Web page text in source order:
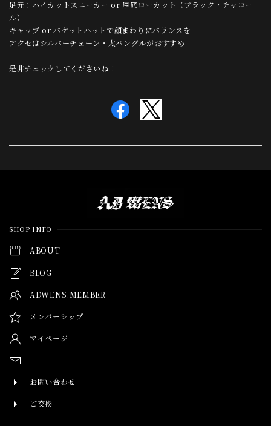
足元：ハイカットスニーカー or 厚底ローカット（ブラック・チャコー
ル）
キャップ or バケットハットで顔まわりにバランスを
アクセはシルバーチェーン・太バングルがおすすめ
是非チェックしてくださいね！
SHOP INFO
ABOUT
BLOG
ADWENS.MEMBER
メンバーシップ
マイページ
お問い合わせ
ご交換